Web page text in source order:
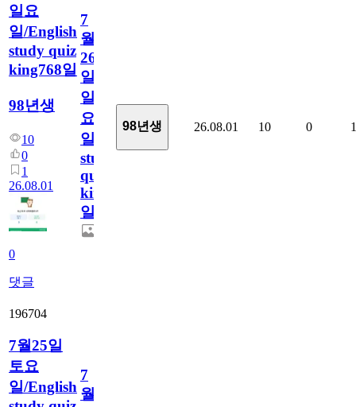
일요
일/English
study quiz
king768일
98년생
10
0
1
26.08.01
0
댓글
7
월
26
일
일
요
일/English
study
quiz
king768
일
98년생 26.08.01 10 0 1
196704
7월25일
토요
일/English
7
월